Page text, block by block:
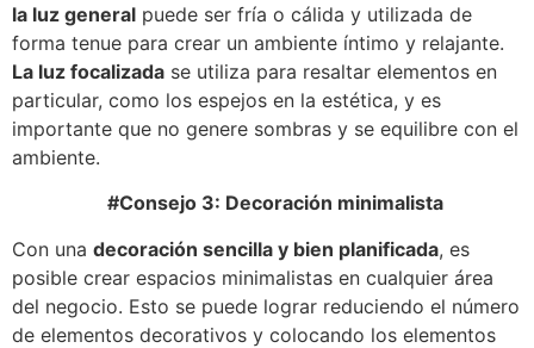
la luz general puede ser fría o cálida y utilizada de
forma tenue para crear un ambiente íntimo y relajante.
La luz focalizada se utiliza para resaltar elementos en
particular, como los espejos en la estética, y es
importante que no genere sombras y se equilibre con el
ambiente.
#Consejo 3: Decoración minimalista
Con una decoración sencilla y bien planificada, es
posible crear espacios minimalistas en cualquier área
del negocio. Esto se puede lograr reduciendo el número
de elementos decorativos y colocando los elementos